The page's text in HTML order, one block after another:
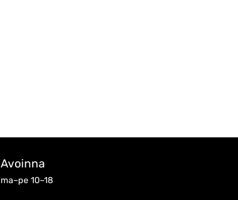
Avoinna
ma–pe 10–18